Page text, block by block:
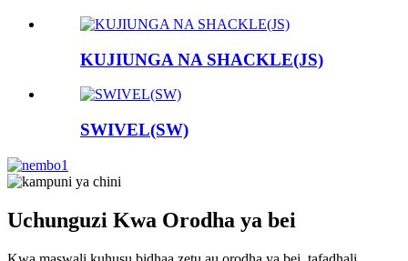
KUJIUNGA NA SHACKLE(JS)
SWIVEL(SW)
Uchunguzi Kwa Orodha ya bei